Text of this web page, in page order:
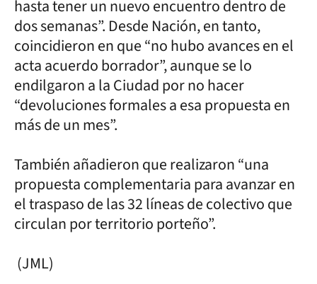
hasta tener un nuevo encuentro dentro de
dos semanas”. Desde Nación, en tanto,
coincidieron en que “no hubo avances en el
acta acuerdo borrador”, aunque se lo
endilgaron a la Ciudad por no hacer
“devoluciones formales a esa propuesta en
más de un mes”.
También añadieron que realizaron “una
propuesta complementaria para avanzar en
el traspaso de las 32 líneas de colectivo que
circulan por territorio porteño”.
(JML)